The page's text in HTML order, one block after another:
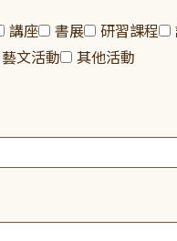
講座 書展 研習課程
藝文活動 其他活動